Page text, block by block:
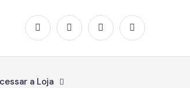
a Loja